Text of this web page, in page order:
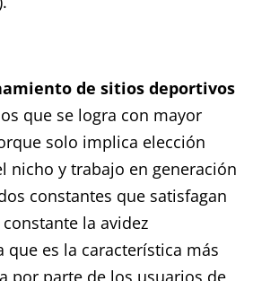
de sitios deportivos
que se logra con mayor
solo implica elección
nicho y trabajo en generación
constantes que satisfagan
la avidez
que es la característica más
por parte de los usuarios de